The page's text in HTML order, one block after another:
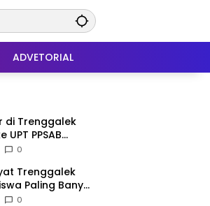
ADVETORIAL
di Trenggalek
UPT PPSAB
Bisa Langsung
0
Trenggalek
Paling Banyak
Gandusari
0